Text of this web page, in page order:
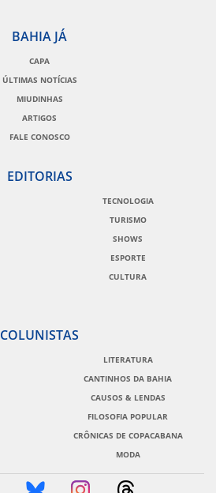
BAHIA JÁ
CAPA
ÚLTIMAS NOTÍCIAS
MIUDINHAS
ARTIGOS
FALE CONOSCO
EDITORIAS
TECNOLOGIA
TURISMO
SHOWS
ESPORTE
CULTURA
COLUNISTAS
LITERATURA
CANTINHOS DA BAHIA
CAUSOS & LENDAS
FILOSOFIA POPULAR
CRÔNICAS DE COPACABANA
MODA